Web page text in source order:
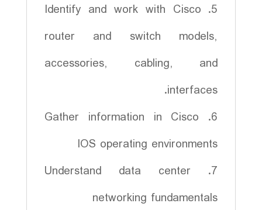
5. Identify and work with Cisco
router and switch models,
accessories, cabling, and
interfaces.
6. Gather information in Cisco
IOS operating environments
7. Understand data center
networking fundamentals